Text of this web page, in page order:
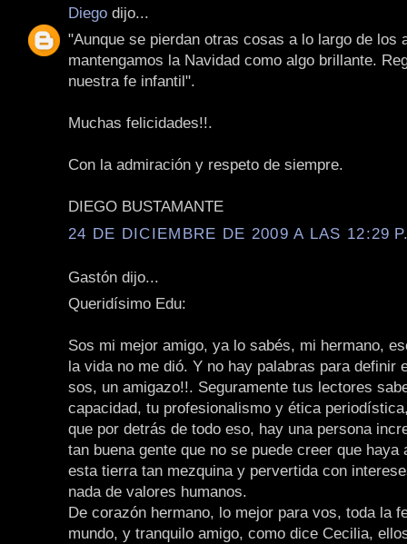
Diego dijo...
"Aunque se pierdan otras cosas a lo largo de los
mantengamos la Navidad como algo brillante.
nuestra fe infantil".
Muchas felicidades!!.
Con la admiración y respeto de siempre.
DIEGO BUSTAMANTE
24 DE DICIEMBRE DE 2009 A LAS 12:29
Gastón dijo...
Queridísimo Edu:
Sos mi mejor amigo, ya lo sabés, mi hermano,
la vida no me dió. Y no hay palabras para definir
sos, un amigazo!!. Seguramente tus lectores
capacidad, tu profesionalismo y ética
que por detrás de todo eso, hay una persona
tan buena gente que no se puede creer que haya
esta tierra tan mezquina y pervertida con
nada de valores humanos.
De corazón hermano, lo mejor para vos, toda la
mundo, y tranquilo amigo, como dice Cecilia,